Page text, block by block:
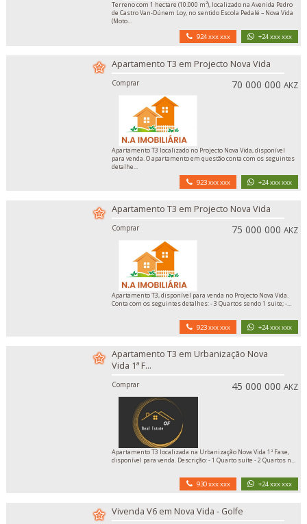
Terreno com 1 hectare (10.000 m²), localizado na Avenida Pedro
de Castro Van-Dúnem Loy, no sentido Escola Pedalé – Nova Vida
(Moto...
924 xxx xxx +24 xxx xxx
Apartamento T3 em Projecto Nova Vida
Comprar 70 000 000AKZ
Apartamento T3 localizado no Projecto Nova Vida, disponível
para venda. O apartamento em questão conta com os seguintes
detalhe...
923 xxx xxx +24 xxx xxx
Apartamento T3 em Projecto Nova Vida
Comprar 75 000 000AKZ
Apartamento T3, disponível para venda no Projecto Nova Vida.
Conta com os seguintes detalhes: - 3 Quartos sendo 1 suite; -...
923 xxx xxx +24 xxx xxx
Apartamento T3 em Urbanização Nova
Vida 1ª F...
Comprar 45 000 000AKZ
Apartamento T3 localizada na Urbanização Nova Vida 1ª Fase,
disponível para venda. Descrição: - 1 Quarto suíte - 2 Quartos n...
930 xxx xxx +24 xxx xxx
Vivenda V6 em Nova Vida - Golfe